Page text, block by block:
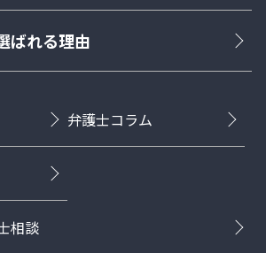
ばれる理由
弁護士コラム
相談